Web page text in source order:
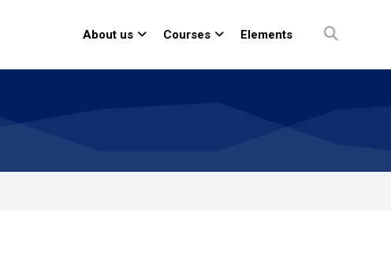
About us
Courses Elements